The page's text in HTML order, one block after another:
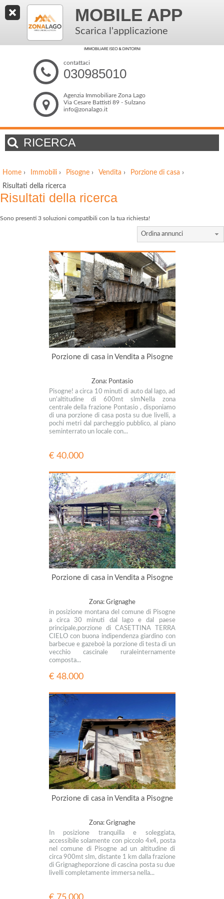
MOBILE APP
Scarica l'applicazione
contattaci
030985010
Agenzia Immobiliare Zona Lago
Via Cesare Battisti 89 - Sulzano
info@zonalago.it
RICERCA
Home › Immobili › Pisogne › Vendita › Porzione di casa ›
Risultati della ricerca
Risultati della ricerca
Sono presenti 3 soluzioni compatibili con la tua richiesta!
Ordina annunci
Porzione di casa in Vendita a Pisogne
Zona: Pontasio
Pisogne! a circa 10 minuti di auto dal lago, ad
un'altitudine di 600mt slmNella zona
centrale della frazione Pontasio , disponiamo
di una porzione di casa posta su due livelli, a
pochi metri dal parcheggio pubblico, al piano
seminterrato un locale con...
€ 40.000
Porzione di casa in Vendita a Pisogne
Zona: Grignaghe
in posizione montana del comune di Pisogne
a circa 30 minuti dal lago e dal paese
principale,porzione di CASETTINA TERRA
CIELO con buona indipendenza giardino con
barbecue e gazeboè la porzione di testa di un
vecchio cascinale ruraleinternamente
composta...
€ 48.000
Porzione di casa in Vendita a Pisogne
Zona: Grignaghe
In posizione tranquilla e soleggiata,
accessibile solamente con piccolo 4x4, posta
nel comune di Pisogne ad un altitudine di
circa 900mt slm, distante 1 km dalla frazione
di Grignagheporzione di cascina posta su due
livelli completamente immersa nella...